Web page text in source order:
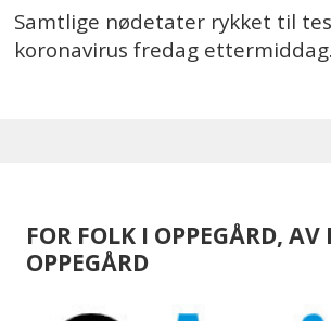
Samtlige nødetater rykket til
koronavirus fredag ettermiddag.
FOR FOLK I OPPEGÅRD, AV
OPPEGÅRD